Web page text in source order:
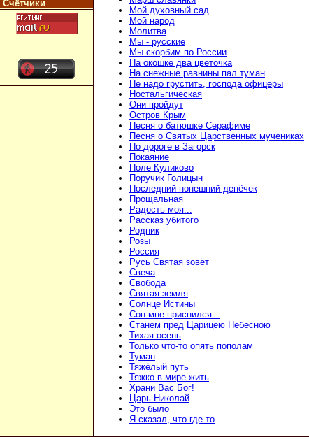
Счётчики
Мой духовный сад
Мой народ
Молитва
Мы - русские
Мы скорбим по России
На окошке два цветочка
На снежные равнины пал туман
Не надо грустить, господа офицеры
Ностальгическая
Они пройдут
Остров Крым
Песня о батюшке Серафиме
Песня о Святых Царственных мучениках
По дороге в Загорск
Покаяние
Поле Куликово
Поручик Голицын
Последний нонешний денёчек
Прощальная
Радость моя...
Рассказ убитого
Родник
Розы
Россия
Русь Святая зовёт
Свеча
Свобода
Святая земля
Солнце Истины
Сон мне приснился...
Станем пред Царицею Небесною
Тихая осень
Только что-то опять пополам
Туман
Тяжёлый путь
Тяжко в мире жить
Храни Вас Бог!
Царь Николай
Это было
Я сказал, что где-то